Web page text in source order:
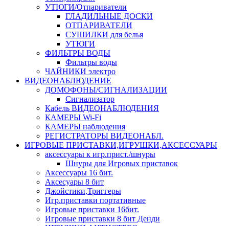
УТЮГИ/Отпариватели
ГЛАДИЛЬНЫЕ ДОСКИ
ОТПАРИВАТЕЛИ
СУШИЛКИ для белья
УТЮГИ
ФИЛЬТРЫ ВОДЫ
Фильтры воды
ЧАЙНИКИ электро
ВИДЕОНАБЛЮДЕНИЕ
ДОМОФОНЫ/СИГНАЛИЗАЦИИ
Сигнализатор
Кабель ВИДЕОНАБЛЮДЕНИЯ
КАМЕРЫ Wi-Fi
КАМЕРЫ наблюдения
РЕГИСТРАТОРЫ ВИДЕОНАБЛ.
ИГРОВЫЕ ПРИСТАВКИ,ИГРУШКИ,АКСЕССУАРЫ
аксесcуары к игр.прист./шнуры
Шнуры для Игровых приставок
Аксессуары 16 бит.
Аксесуары 8 бит
Джойстики,Триггеры
Игр.приставки портативные
Игровые приставки 16бит.
Игровые приставки 8 бит Денди